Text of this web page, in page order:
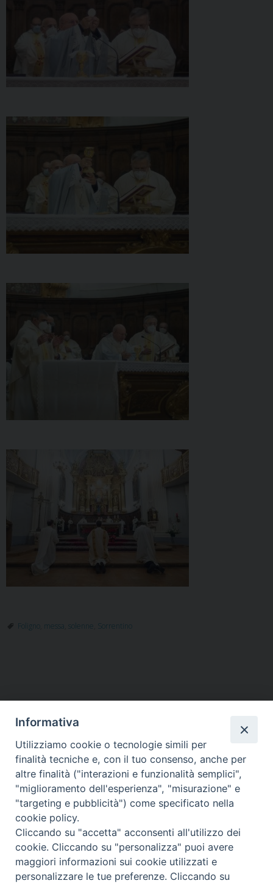
Foligno messa solenne Sorrentino
HOME VESCOVO ORARI MESSE
CURIA VESCOVILE
TUTELA MINORI
UFFICI PASTORALI PERSONE
VITA CONSACRATA
DOCUMENTI
CONTATTI
Copyright © 2018 Diocesi di Foligno /Curia . Piazza Mons. Faloci 3 - 06034
tel. 0742 350473 fax 0742 349021 email: info@diocesidifoligno.it . pec:
diocesidifoligno@pec.it
Informativa
Utilizziamo cookie o tecnologie simili per
finalità tecniche e, con il tuo consenso, anche per
altre finalità ("interazioni e funzionalità semplici",
"miglioramento dell'esperienza", "misurazione" e
"targeting e pubblicità") come specificato nella
cookie policy.
Cliccando su "accetta" acconsenti all'utilizzo dei
cookie. Cliccando su "personalizza" puoi avere
maggiori informazioni sui cookie utilizzati e
personalizzare le tue preferenze. Cliccando su